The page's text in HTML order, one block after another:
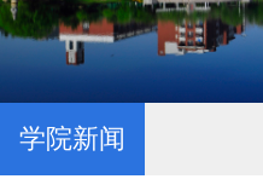
学院新闻